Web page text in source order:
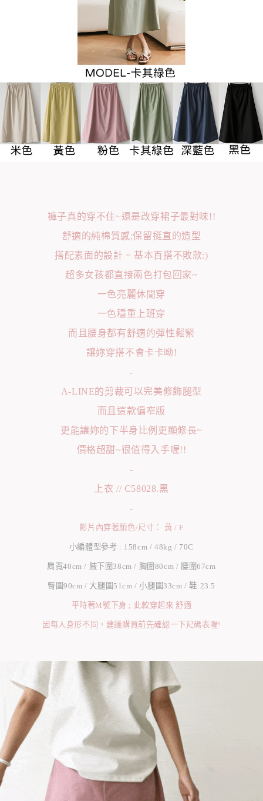
褲子真的穿不住~還是改穿裙子最對味!!
舒適的純棉質感;保留挺直的造型
搭配素面的設計 = 基本百搭不敗款:)
超多女孩都直接兩色打包回家~
一色亮麗休閒穿
一色穩重上班穿
而且腰身都有舒適的彈性鬆緊
讓妳穿搭不會卡卡呦!
-
A-LINE的剪裁可以完美修飾腿型
而且這款偏窄版
更能讓妳的下半身比例更顯修長~
價格超甜~很值得入手喔!!
-
上衣 // C58028.黑
-
影片內穿著顏色/尺寸： 黃 / F
小編體型參考 : 158cm / 48kg / 70C
肩寬40cm / 腋下圍38cm / 胸圍80cm / 腰圍67cm
臀圍90cm / 大腿圍51cm / 小腿圍33cm / 鞋:23.5
平時著M號下身 ; 此款穿起來 舒適
因每人身形不同，建議購買前先確認一下尺碼表喔!